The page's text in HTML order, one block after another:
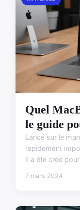
Quel
le guide
Lancé sur le
rapidement
Il a été créé
7 mars 2024